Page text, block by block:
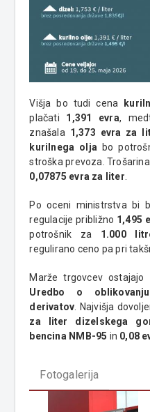
Višja bo tudi cena
plačati 1,391 evra,
znašala 1,373 evra za
kurilnega olja bo
stroška prevoza.
0,07875 evra za liter
Po oceni ministrstva bi
regulacije približno 1,495
potrošnik za 1.000
regulirano ceno pa pri
Marže trgovcev
Uredbo o
derivatov . Najvišja
za liter dizelskega
bencina NMB-95 in 0,08
Fotogalerija